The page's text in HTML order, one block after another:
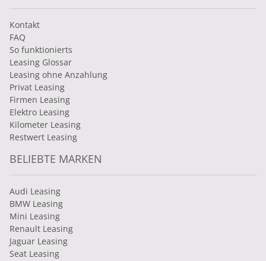
Kontakt
FAQ
So funktionierts
Leasing Glossar
Leasing ohne Anzahlung
Privat Leasing
Firmen Leasing
Elektro Leasing
Kilometer Leasing
Restwert Leasing
BELIEBTE MARKEN
Audi Leasing
BMW Leasing
Mini Leasing
Renault Leasing
Jaguar Leasing
Seat Leasing